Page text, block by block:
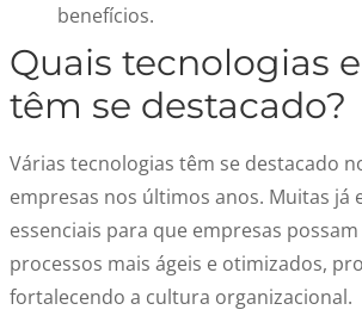
benefícios.
Quais tecnologias
têm se destacado?
Várias tecnologias têm se destacado
empresas nos últimos anos. Muitas já
essenciais para que empresas
processos mais ágeis e otimizados,
fortalecendo a cultura organizacional.